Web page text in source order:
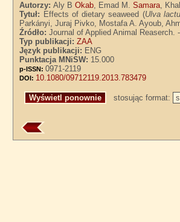
Autorzy:Aly BOkab, Emad M.Samara,
Tytuł: Effects of dietary seaweed (Ulva
Parkányi, Juraj Pivko, Mostafa A. Ayoub,
Źródło:Journal of Applied Animal
Typ publikacji:ZAA
Język publikacji: ENG
Punktacja MNiSW: 15.000
p-ISSN:0971-2119
DOI: 10.1080/09712119.2013.783479
stosując format: